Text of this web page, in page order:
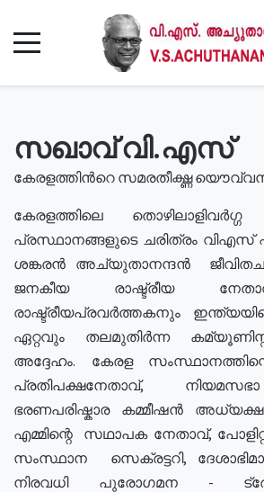
സഖാവ് വി.എസ്
കേരളത്തിൻറെ സമരതീക്ഷ്ണ
കേരളത്തിലെ
പ്രസ്ഥാനങ്ങളുടെ ചരിത്രം വിഎസ്
ശങ്കരൻ അച്യുതാനന്ദൻ
ജനകീയ രാഷ്ട്രീയ
രാഷ്ട്രീയപ്രവർത്തകനും ഇന്ത്യയിലെ
ഏറ്റവും തലമുതിർന്ന
അദ്ദേഹം. കേരള
പ്രതിപക്ഷനേതാവ്,
ഭരണപരിഷ്കാര കമ്മീഷൻ
എമ്മിന്റെ സഥാപക നേതാവ്,
സംസ്ഥാന സെക്രട്ടറി,
നിരവധി പുരോഗമന -